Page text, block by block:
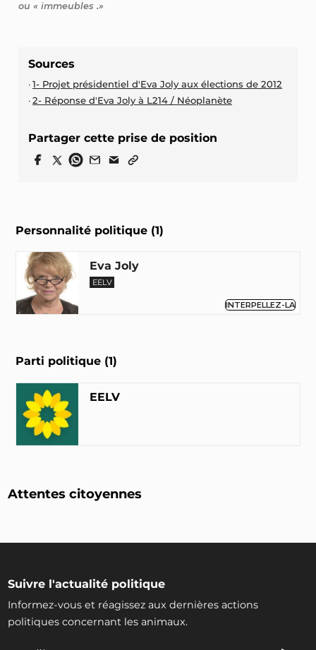
Personnalité politique (1)
Eva Joly
EELV
INTERPELLEZ-LA
Parti politique (1)
EELV
ou « immeubles .»
Sources
1- Projet présidentiel d'Eva Joly aux élections de 2012
2- Réponse d'Eva Joly à L214 / Néoplanète
Partager cette prise de position
Attentes citoyennes
Suivre l'actualité politique
Informez-vous et réagissez aux dernières actions
politiques concernant les animaux.